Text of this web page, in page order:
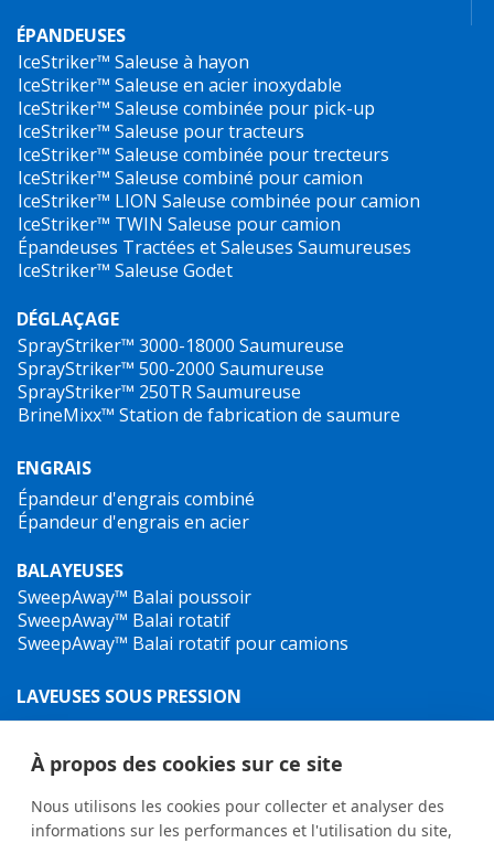
ÉPANDEUSES
IceStriker™ Saleuse à hayon
IceStriker™ Saleuse en acier inoxydable
IceStriker™ Saleuse combinée pour pick-up
IceStriker™ Saleuse pour tracteurs
IceStriker™ Saleuse combinée pour trecteurs
IceStriker™ Saleuse combiné pour camion
IceStriker™ LION Saleuse combinée pour camion
IceStriker™ TWIN Saleuse pour camion
Épandeuses Tractées et Saleuses Saumureuses
IceStriker™ Saleuse Godet
DÉGLAÇAGE
SprayStriker™ 3000-18000 Saumureuse
SprayStriker™ 500-2000 Saumureuse
SprayStriker™ 250TRSaumureuse
BrineMixx™ Station de fabrication de saumure
ENGRAIS
Épandeur d'engrais combiné
Épandeur d'engrais en acier
BALAYEUSES
SweepAway™ Balai poussoir
SweepAway™ Balai rotatif
SweepAway™ Balai rotatif pour camions
LAVEUSES SOUS PRESSION
TowJet-it™ Nettoyeur haute pression sur remorque
Jet-It™ Laveuse sous pression mobile
Jet-it™ Nettoyeur haute pression hydraulique
DÉSHERBAGE
À propos des cookies sur ce site
Nous utilisons les cookies pour collecter et analyser des
informations sur les performances et l'utilisation du site,